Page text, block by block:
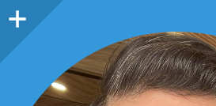
Barra